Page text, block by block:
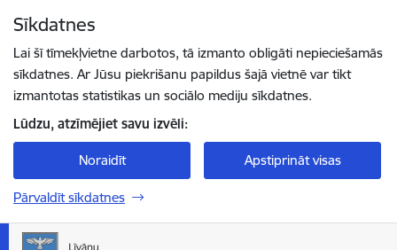
Sīkdatnes
Lai šī tīmekļvietne darbotos, tā izmanto obligāti nepieciešamās
sīkdatnes. Ar Jūsu piekrišanu papildus šajā vietnē var tikt
izmantotas statistikas un sociālo mediju sīkdatnes.
Lūdzu, atzīmējiet savu izvēli:
Noraidīt Apstiprināt visas
Pārvaldīt sīkdatnes